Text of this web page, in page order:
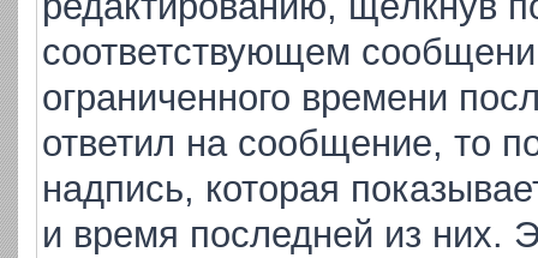
соответствующем
ограниченного времени
ответил на сообщение, то
надпись, которая
и время последней из них.